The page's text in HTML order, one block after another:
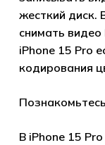
жесткий диск.
снимать видео
iPhone 15 Pro
кодирования
В iPhone 15